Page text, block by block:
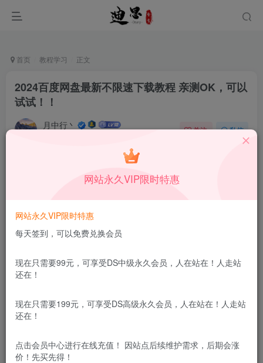
首页 教程学习 正文
2024百度网盘最新不限速下载教程 亲测OK，可以
试试！！
月中行丶 关注 私信
用途。如有侵权、不妥之处，请第一时间联系我们删除！
下载Motrix工具：
https://www.dsary.com/26561.html
网站永久VIP限时特惠
网站永久VIP限时特惠
每天签到，可以免费兑换会员
现在只需要99元，可享受DS中级永久会员，人在站在！人走站
还在！
现在只需要199元，可享受DS高级永久会员，人在站在！人走站
还在！
点击会员中心进行在线充值！ 因站点后续维护需求，后期会涨
价！先买先得！